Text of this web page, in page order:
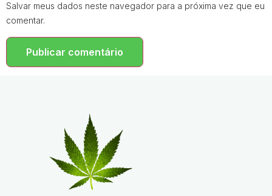
Salvar meus dados neste navegador para a próxima vez que eu
comentar.